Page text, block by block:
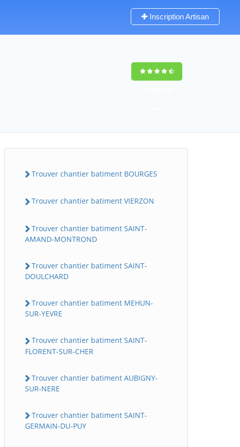
Inscription Artisan
Trouver chantier batiment BOURGES
Trouver chantier batiment VIERZON
Trouver chantier batiment SAINT-
AMAND-MONTROND
Trouver chantier batiment SAINT-
DOULCHARD
Trouver chantier batiment MEHUN-
SUR-YEVRE
Trouver chantier batiment SAINT-
FLORENT-SUR-CHER
Trouver chantier batiment AUBIGNY-
SUR-NERE
Trouver chantier batiment SAINT-
GERMAIN-DU-PUY